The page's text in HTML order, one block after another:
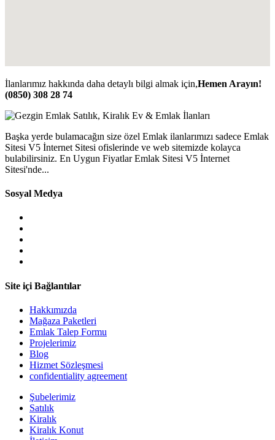
İlanlarımız hakkında daha detaylı bilgi almak için,Hemen Arayın!
(0850) 308 28 74
Başka yerde bulamacağın size özel Emlak ilanlarımızı sadece Emlak
Sitesi V5 İnternet Sitesi ofislerinde ve web sitemizde kolayca
bulabilirsiniz. En Uygun Fiyatlar Emlak Sitesi V5 İnternet
Sitesi'nde...
Sosyal Medya
Site içi Bağlantılar
Hakkımızda
Mağaza Paketleri
Emlak Talep Formu
Projelerimiz
Blog
Hizmet Sözleşmesi
confidentiality agreement
Şubelerimiz
Satılık
Kiralık
Kiralık Konut